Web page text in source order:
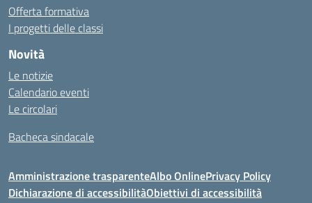
Offerta formativa
I progetti delle classi
Novità
Le notizie
Calendario eventi
Le circolari
Bacheca sindacale
Amministrazione trasparenteAlbo OnlinePrivacy Policy
Dichiarazione di accessibilitàObiettivi di accessibilità